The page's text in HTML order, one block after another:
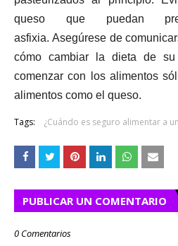
queso que puedan
asfixia.Asegúrese de
cómo cambiar la dieta de
comenzar con los alimentos
alimentos como el queso.
Tags: ¿Cuándo es seguro alimentar a
PUBLICAR UN COMENTARIO
0 Comentarios